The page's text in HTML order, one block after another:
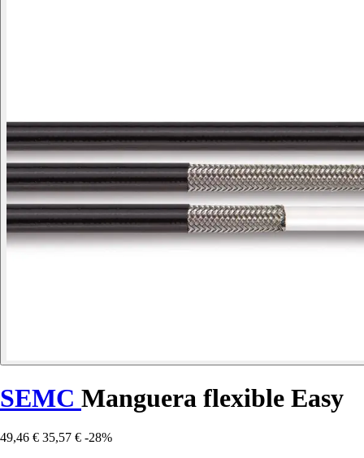
SEMC Manguera flexible Easy
49,46 € 35,57 € -28%